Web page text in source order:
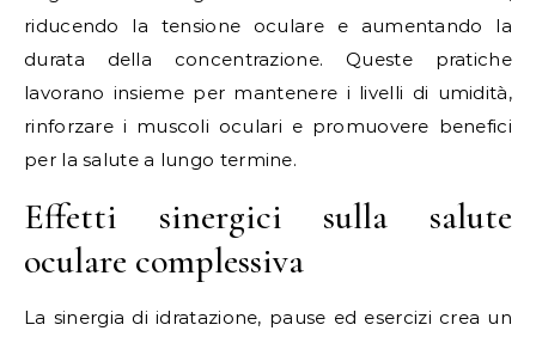
riducendo la tensione oculare e aumentando la
durata della concentrazione. Queste pratiche
lavorano insieme per mantenere i livelli di umidità,
rinforzare i muscoli oculari e promuovere benefici
per la salute a lungo termine.
Effetti sinergici sulla salute
oculare complessiva
La sinergia di idratazione, pause ed esercizi crea un